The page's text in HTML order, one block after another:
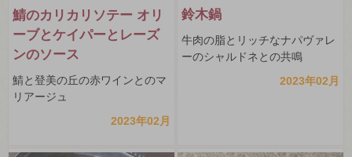
鯖のカリカリソテー オリ
ーブとケイパーとレーズ
ンのソース
鯖と登美の丘の赤ワインとのマ
リアージュ
2023年02月
鈴木鍋
牛肉の脂とリッチなナパヴァレ
ーのシャルドネとの共鳴
2023年02月